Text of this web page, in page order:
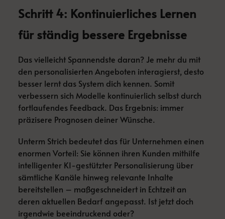
Schritt 4: Kontinuierliches Lernen
für ständig bessere Ergebnisse
Das vielleicht Spannendste daran? Je mehr du mit
den personalisierten Angeboten interagierst, desto
besser lernt das System dich kennen. Somit
verbessern sich Modelle kontinuierlich selbst durch
fortlaufendes Feedback. Das Ergebnis: immer
präzisere Prognosen deiner Wünsche.
Unterm Strich bedeutet das für Unternehmen einen
enormen Vorteil: Sie können ihren Kunden mithilfe
intelligenter KI-gestützter Personalisierung über
sämtliche Kanäle hinweg relevante Inhalte
bereitstellen – maßgeschneidert in Echtzeit an
deren aktuellen Bedarf angepasst. Ist jetzt doch
irgendwie beeindruckend oder?